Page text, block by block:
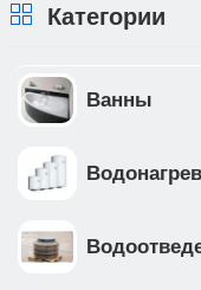
Категории
Ванны